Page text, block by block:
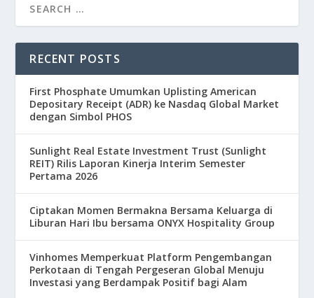
RECENT POSTS
First Phosphate Umumkan Uplisting American
Depositary Receipt (ADR) ke Nasdaq Global Market
dengan Simbol PHOS
Sunlight Real Estate Investment Trust (Sunlight
REIT) Rilis Laporan Kinerja Interim Semester
Pertama 2026
Ciptakan Momen Bermakna Bersama Keluarga di
Liburan Hari Ibu bersama ONYX Hospitality Group
Vinhomes Memperkuat Platform Pengembangan
Perkotaan di Tengah Pergeseran Global Menuju
Investasi yang Berdampak Positif bagi Alam